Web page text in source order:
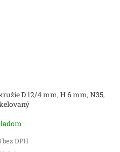
D 12/4 mm, H 6 mm, N35,
bez DPH